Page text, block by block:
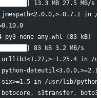
13.3 MB 27.5 MB/s
py3-none-any.whl (83 kB)
83 kB 3.2 MB/s
in /
in /usr/lib/
s3transfer, boto3